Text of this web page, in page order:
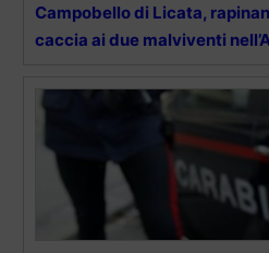
Campobello di Licata,
caccia ai due malviventi